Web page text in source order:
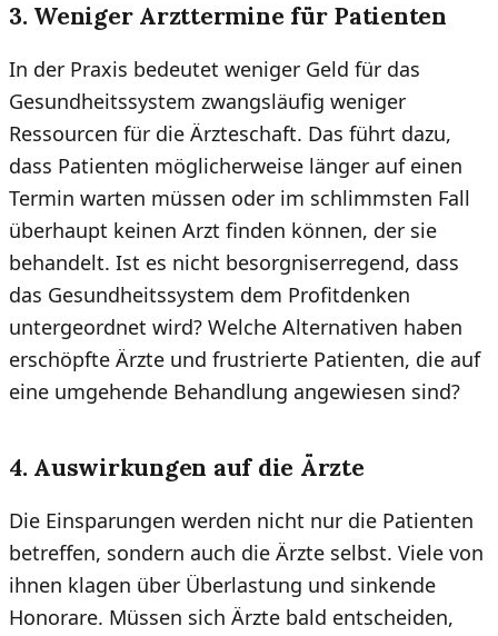
3. Weniger Arzttermine für Patienten
In der Praxis bedeutet weniger Geld für das
Gesundheitssystem zwangsläufig weniger
Ressourcen für die Ärzteschaft. Das führt dazu,
dass Patienten möglicherweise länger auf einen
Termin warten müssen oder im schlimmsten Fall
überhaupt keinen Arzt finden können, der sie
behandelt. Ist es nicht besorgniserregend, dass
das Gesundheitssystem dem Profitdenken
untergeordnet wird? Welche Alternativen haben
erschöpfte Ärzte und frustrierte Patienten, die auf
eine umgehende Behandlung angewiesen sind?
4. Auswirkungen auf die Ärzte
Die Einsparungen werden nicht nur die Patienten
betreffen, sondern auch die Ärzte selbst. Viele von
ihnen klagen über Überlastung und sinkende
Honorare. Müssen sich Ärzte bald entscheiden,